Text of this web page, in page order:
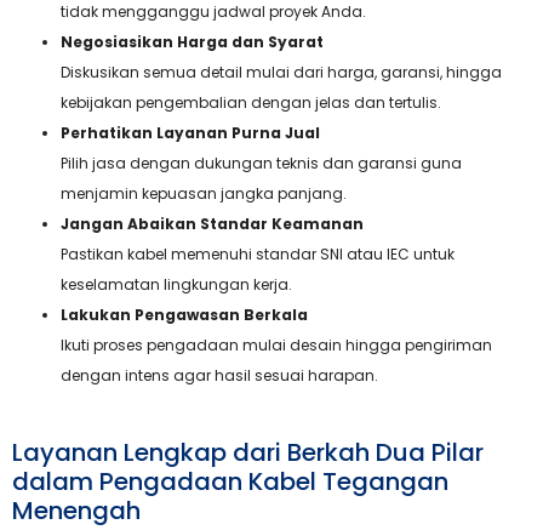
tidak mengganggu jadwal proyek Anda.
Negosiasikan Harga dan Syarat
Diskusikan semua detail mulai dari harga, garansi, hingga
kebijakan pengembalian dengan jelas dan tertulis.
Perhatikan Layanan Purna Jual
Pilih jasa dengan dukungan teknis dan garansi guna
menjamin kepuasan jangka panjang.
Jangan Abaikan Standar Keamanan
Pastikan kabel memenuhi standar SNI atau IEC untuk
keselamatan lingkungan kerja.
Lakukan Pengawasan Berkala
Ikuti proses pengadaan mulai desain hingga pengiriman
dengan intens agar hasil sesuai harapan.
Layanan Lengkap dari Berkah Dua Pilar
dalam Pengadaan Kabel Tegangan
Menengah